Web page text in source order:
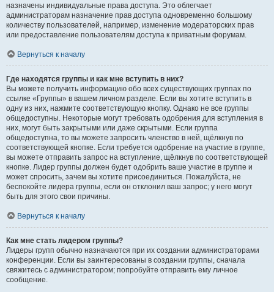
назначены индивидуальные права доступа. Это облегчает
администраторам назначение прав доступа одновременно большому
количеству пользователей, например, изменение модераторских прав
или предоставление пользователям доступа к приватным форумам.
Вернуться к началу
Где находятся группы и как мне вступить в них?
Вы можете получить информацию обо всех существующих группах по
ссылке «Группы» в вашем личном разделе. Если вы хотите вступить в
одну из них, нажмите соответствующую кнопку. Однако не все группы
общедоступны. Некоторые могут требовать одобрения для вступления в
них, могут быть закрытыми или даже скрытыми. Если группа
общедоступна, то вы можете запросить членство в ней, щёлкнув по
соответствующей кнопке. Если требуется одобрение на участие в группе,
вы можете отправить запрос на вступление, щёлкнув по соответствующей
кнопке. Лидер группы должен будет одобрить ваше участие в группе и
может спросить, зачем вы хотите присоединиться. Пожалуйста, не
беспокойте лидера группы, если он отклонил ваш запрос; у него могут
быть для этого свои причины.
Вернуться к началу
Как мне стать лидером группы?
Лидеры групп обычно назначаются при их создании администраторами
конференции. Если вы заинтересованы в создании группы, сначала
свяжитесь с администратором; попробуйте отправить ему личное
сообщение.